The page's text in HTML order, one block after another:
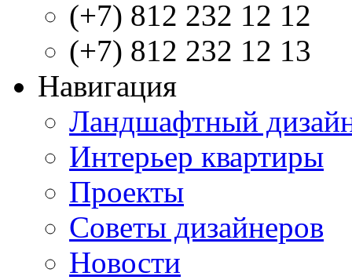
(+7) 812 232 12 12
(+7) 812 232 12 13
Навигация
Ландшафтный
Интерьер квартиры
Проекты
Советы дизайнеров
Новости